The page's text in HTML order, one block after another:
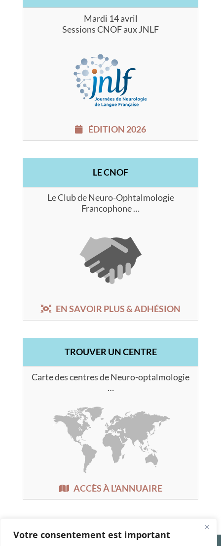
Votre consentement est important
Mardi 14 avril
Sessions CNOF aux JNLF
ÉDITION 2026
LE CNOF
Le Club de Neuro-Ophtalmologie
Francophone …
EN SAVOIR PLUS & ADHÉSION
TROUVER UN CENTRE
Carte des centres de Neuro-optalmologie
…
ACCÈS À L'ANNUAIRE